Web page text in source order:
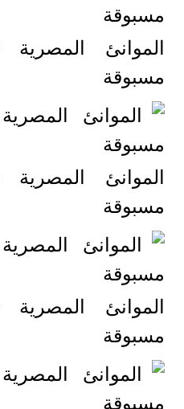
الموانئ
مسبوقة
الموانئ
مسبوقة
الموانئ
مسبوقة